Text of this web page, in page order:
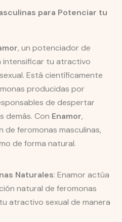
para Potenciar tu
, un potenciador de
intensificar tu atractivo
Está científicamente
producidas por
de despertar
demás. Con Enamor,
feromonas masculinas,
de forma natural.
Naturales: Enamor actúa
natural de feromonas
atractivo sexual de manera